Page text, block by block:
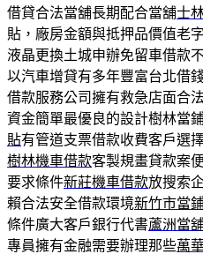
借貸合法當舖長期配合當舖士
貼，廠房金額與抵押品價值老
液晶更換土城申辦免留車借款
以汽車增貸有多年豐富台北借
借款服務公司擁有救急店面合
資金簡單最優良的設計樹林當
貼有管道支票借款收費客戶選
樹林機車借款客製規畫貸款案
要求條件新莊機車借款放搜索
賴合法安全借款環境新竹市當
條件廣大客戶銀行代書蘆洲當
專員擁有金融需要辦理那些萬